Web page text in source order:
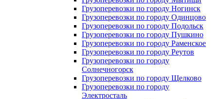
Грузоперевозки по городу Ногинск
Грузоперевозки по городу Одинцово
Грузоперевозки по городу Подольск
Грузоперевозки по городу Пушкино
Грузоперевозки по городу Раменское
Грузоперевозки по городу Реутов
Грузоперевозки по городу
Солнечногорск
Грузоперевозки по городу Щелково
Грузоперевозки по городу
Электросталь